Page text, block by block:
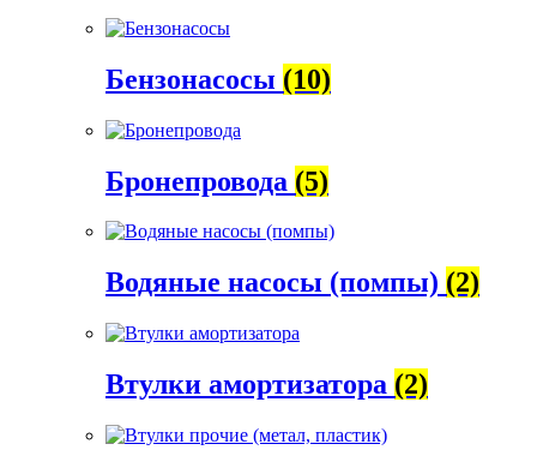
Бензонасосы (10)
Бронепровода (5)
Водяные насосы (помпы) (2)
Втулки амортизатора (2)